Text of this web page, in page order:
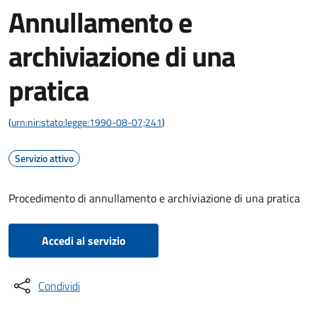
Annullamento e
archiviazione di una
pratica
(urn:nir:stato:legge:1990-08-07;241)
Servizio attivo
Procedimento di annullamento e archiviazione di una pratica
Accedi al servizio
Condividi